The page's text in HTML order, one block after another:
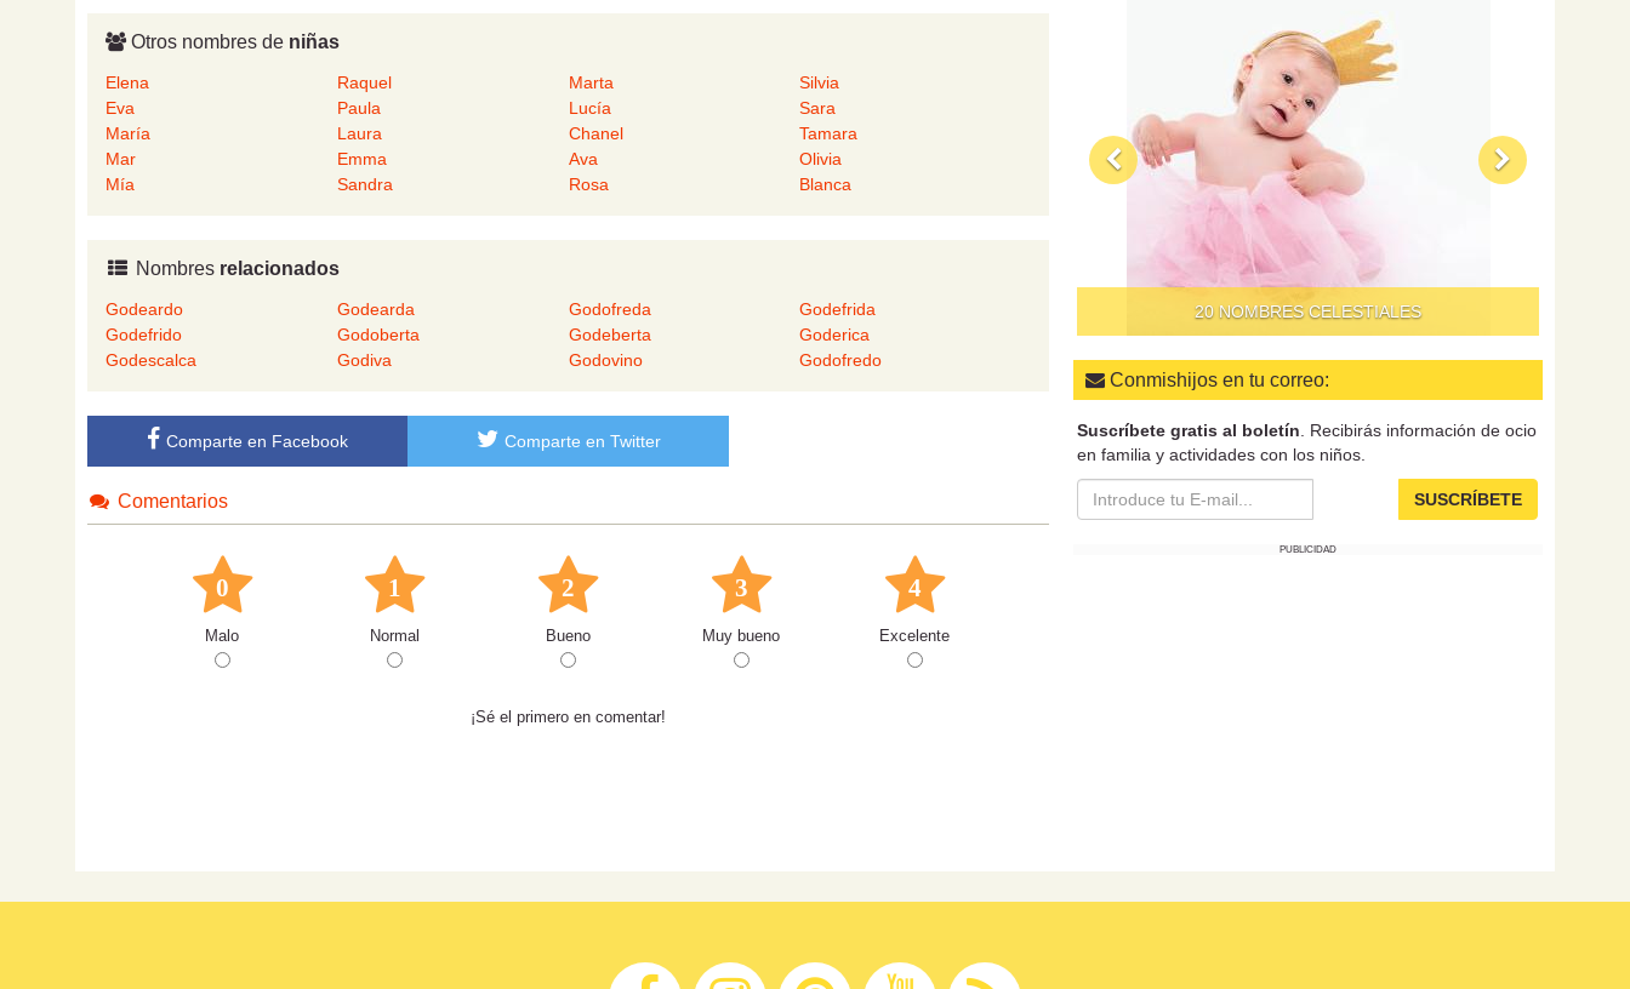
Otros nombres de niñas
Elena Raquel Marta
Silvia
Eva
Paula Lucía
Sara
María
Laura Chanel
Tamara
Mar
Emma Ava
Olivia
Mía
Sandra Rosa Blanca
Nombres relacionados
Godeardo Godearda Godofreda
Godefrida
Godefrido
Godoberta Godeberta
Goderica
Godescalca
Godiva Godovino Godofredo
Comparte en Facebook Comparte en Twitter
Comentarios
0
Malo
1
Normal
2
Bueno
3
Muy bueno
4
Excelente
¡Sé el primero en comentar!
20 NOMBRES CELESTIALES
Conmishijos en tu correo:
Suscríbete gratis al boletín . Recibirás información de ocio
en familia y actividades con los niños.
SUSCRÍBETE
PUBLICIDAD